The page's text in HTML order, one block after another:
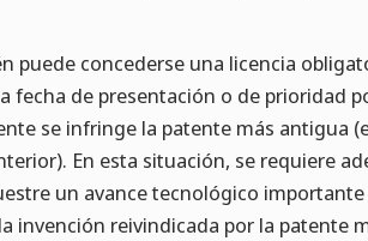
puede concederse una licencia
fecha de presentación o de prioridad
se infringe la patente más antigua
En esta situación, se requiere
un avance tecnológico importante
invención reivindicada por la patente